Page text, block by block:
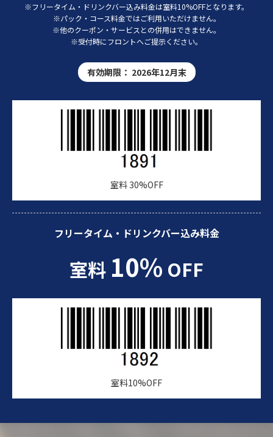
※フリータイム・ドリンクバー込み料金は室料10%OFFとなります。
※パック・コース料金ではご利用いただけません。
※他のクーポン・サービスとの併用はできません。
※受付時にフロントへご提示ください。
有効期限： 2026年12月末
室料 30%OFF
フリータイム・ドリンクバー込み料金
室料 10% OFF
室料10%OFF